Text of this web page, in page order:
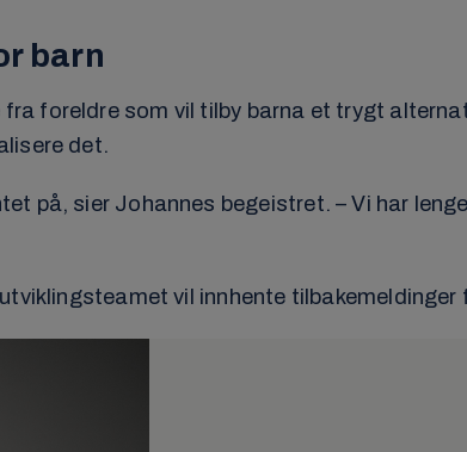
barn
foreldre som vil tilby barna et trygt
det.
på, sier Johannes begeistret. – Vi har
vil innhente